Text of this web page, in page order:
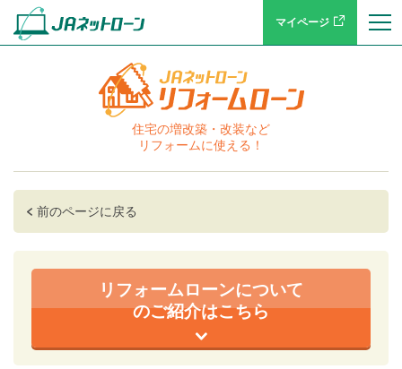
マイページ
住宅の増改築・改装など
リフォームに使える！
前のページに戻る
リフォームローンについて
のご紹介はこちら